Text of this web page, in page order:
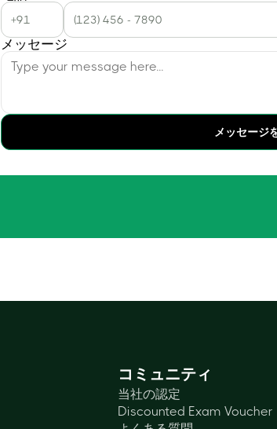
メッセージ
メッセージ
コミュニティ
当社の認定
Discounted Exam Voucher